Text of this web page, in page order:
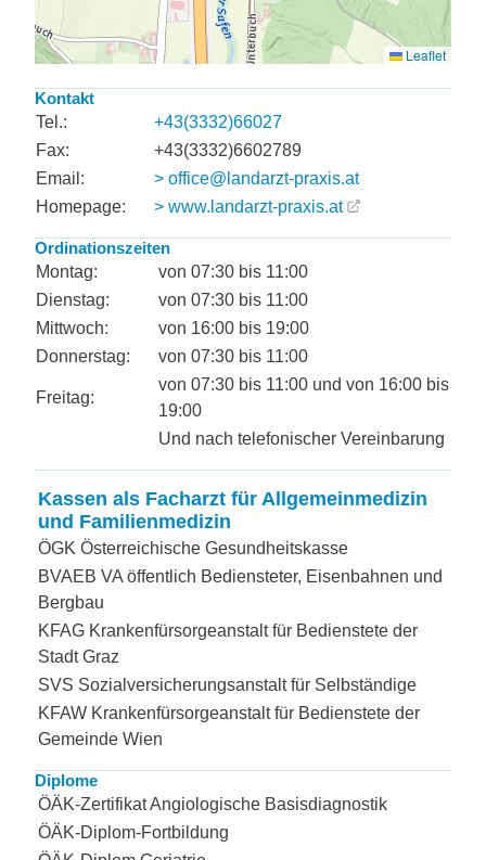
Kontakt
Tel.:
+43(3332)66027
Fax:
+43(3332)6602789
Email:
> office@landarzt-praxis.at
Homepage:
> www.landarzt-praxis.at
Ordinationszeiten
Montag:
von 07:30 bis 11:00
Dienstag:
von 07:30 bis 11:00
Mittwoch:
von 16:00 bis 19:00
Donnerstag:
von 07:30 bis 11:00
Freitag:
von 07:30 bis 11:00 und von 16:00 bis
19:00
Und nach telefonischer Vereinbarung
Kassen als Facharzt für Allgemeinmedizin
und Familienmedizin
ÖGK Österreichische Gesundheitskasse
BVAEB VA öffentlich Bediensteter, Eisenbahnen und
Bergbau
KFAG Krankenfürsorgeanstalt für Bedienstete der
Stadt Graz
SVS Sozialversicherungsanstalt für Selbständige
KFAW Krankenfürsorgeanstalt für Bedienstete der
Gemeinde Wien
Diplome
ÖÄK-Zertifikat Angiologische Basisdiagnostik
ÖÄK-Diplom-Fortbildung